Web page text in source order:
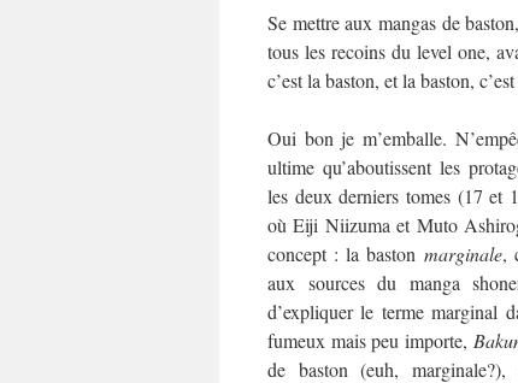
Se mettre aux mangas de
tous les recoins du level one,
c’est la baston, et la baston,
Oui bon je m’emballe.
ultime qu’aboutissent les
les deux derniers tomes (17 et
où Eiji Niizuma et Muto
concept : la baston marginale,
aux sources du manga
d’expliquer le terme marginal
fumeux mais peu importe,
de baston (euh,